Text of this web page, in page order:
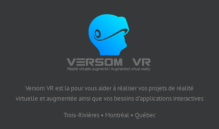
Versom VR est la pour vous aider à réaliser vos projets de réalité
virtuelle et augmentée ainsi que vos besoins d'applications interactives
Trois-Rivières • Montréal • Québec